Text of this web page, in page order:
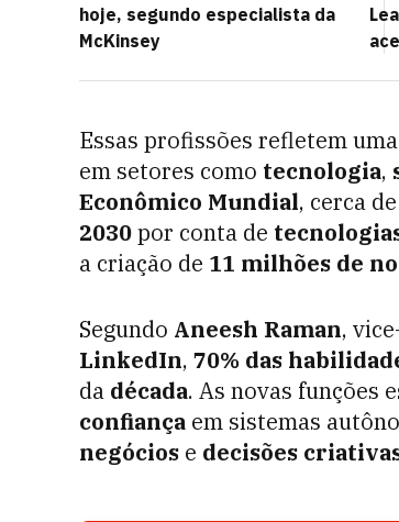
hoje, segundo especialista da
McKinsey
Essas profissões refletem
em setores como tecnologia,
Econômico Mundial, cerca de
2030por conta de
a criação de 11 milhões de
Segundo Aneesh Raman,
LinkedIn, 70% das
da década. As novas funções
confiança em sistemas
negócios e decisões